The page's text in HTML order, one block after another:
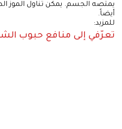
يمتصه الجسم. يمكن تناول الموز
أيضاً.
للمزيد:
تعرّفي إلى منافع حبوب